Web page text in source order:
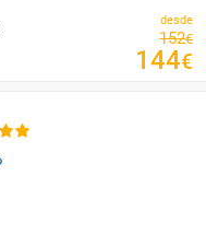
desde
152€
144€